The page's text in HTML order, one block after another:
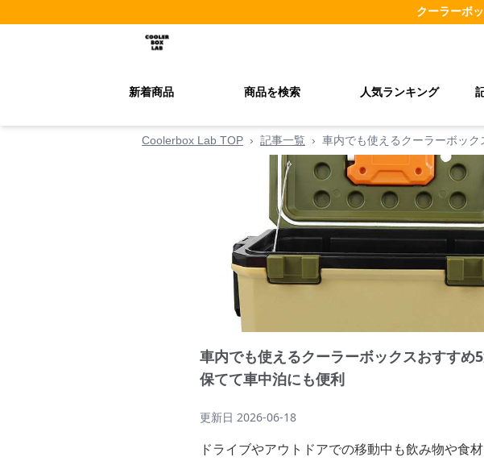
クーラーボ
新着商品 商品を検索 人気ランキング
Coolerbox Lab TOP › 記事一覧 › 車内でも使えるクーラーボッ
車内でも使えるクーラーボックスおすすめ
保てて車中泊にも便利
更新日 2026-06-18
ドライブやアウトドアでの移動中も飲み物や食